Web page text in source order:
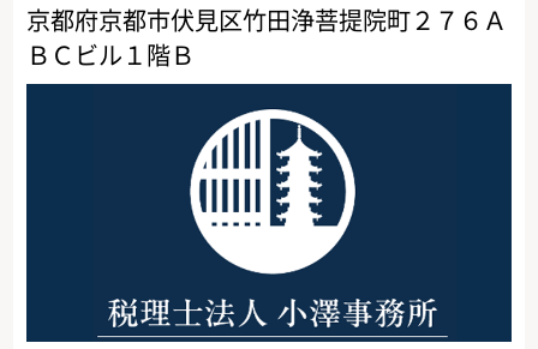
京都府京都市伏見区竹田浄菩提院町２７６Ａ
ＢＣビル１階Ｂ